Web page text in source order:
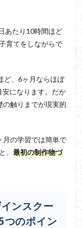
あたり10時間ほど
育てをしながらで
ど、6ヶ月ならほぼ
になります。だか
の触りまでが現実的
月の学習では簡単で
、 最初の制作物づ
ンスクー
つのポイン